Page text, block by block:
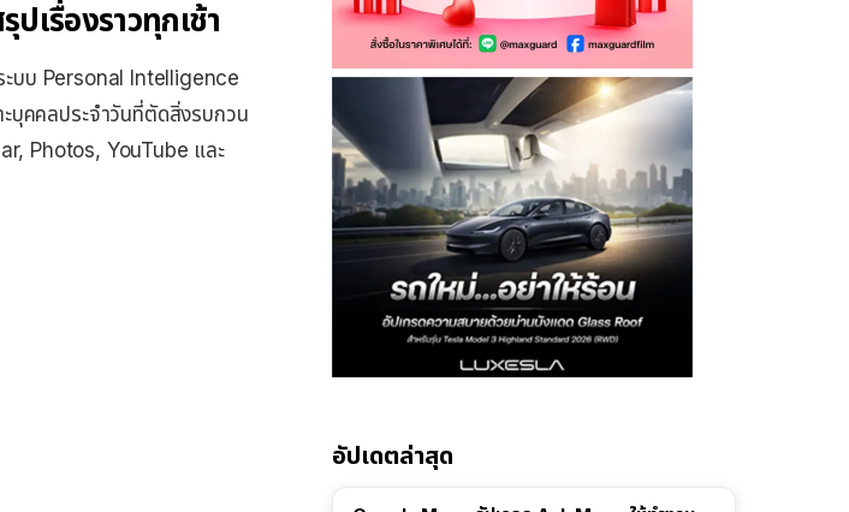
เรื่องราวทุกเช้า
บบ Personal Intelligence
ะบุคคลประจำวันที่ตัดสิ่งรบกวน
Photos, YouTube และ
อัปเดตล่าสุด